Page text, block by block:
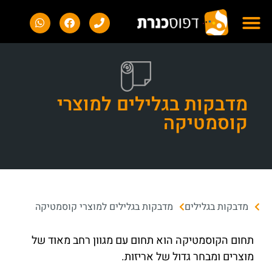
מדבקות בגלילים למוצרי
קוסמטיקה
מדבקות בגלילים מדבקות בגלילים למוצרי קוסמטיקה
תחום הקוסמטיקה הוא תחום עם מגוון רחב מאוד של
מוצרים ומבחר גדול של אריזות.